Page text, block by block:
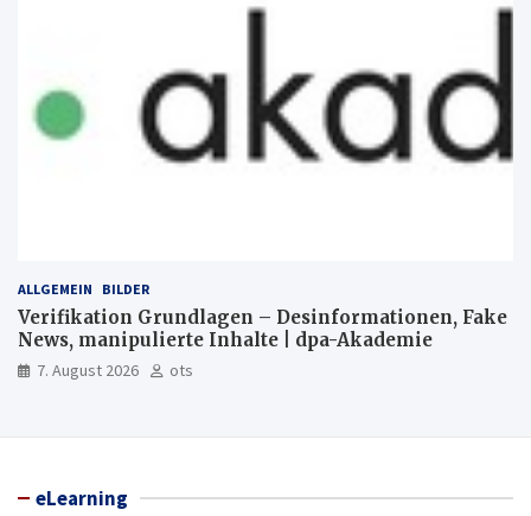
ALLGEMEIN BILDER
Verifikation Grundlagen – Desinformationen, Fake
News, manipulierte Inhalte | dpa-Akademie
7. August 2026 ots
eLearning